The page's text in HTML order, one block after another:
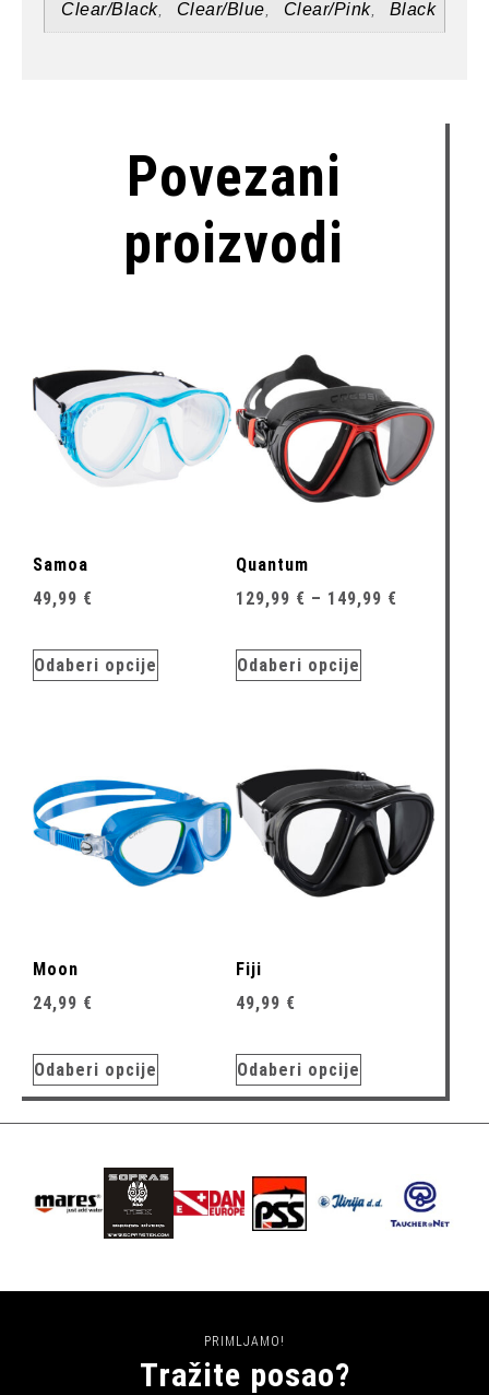
Clear/Black, Clear/Blue, Clear/Pink, Black
Povezani
proizvodi
Samoa
49,99 €
Odaberi opcije
Quantum
129,99 € – 149,99 €
Odaberi opcije
Moon
24,99 €
Odaberi opcije
Fiji
49,99 €
Odaberi opcije
PRIMLJAMO!
Tražite posao?